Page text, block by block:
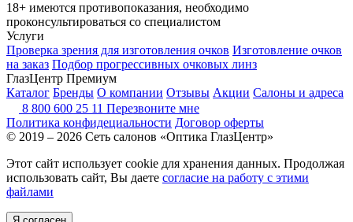
18+ имеются противопоказания, необходимо
проконсультироваться со специалистом
Услуги
Проверка зрения для изготовления очков Изготовление очков
на заказ Подбор прогрессивных очковых линз
ГлазЦентр Премиум
Каталог Бренды О компании Отзывы Акции Салоны и адреса
8 800 600 25 11 Перезвоните мне
Политика конфидециальности Договор оферты
© 2019 – 2026 Сеть салонов «Оптика ГлазЦентр»
Этот сайт использует cookie для хранения данных. Продолжая
использовать сайт, Вы даете согласие на работу с этими
файлами